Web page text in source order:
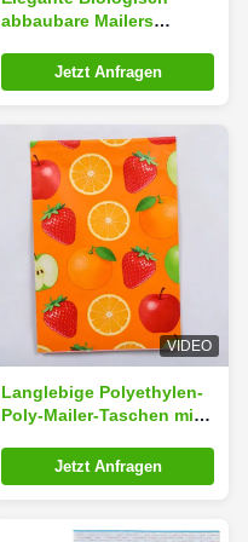
abbaubare Mailers
MailersJetzt Anfragen
VIDEO
Langlebige Polyethylen-
Poly-Mailer-Taschen mit
und individualisierbarem
Druck für einen sicheren
Jetzt Anfragen